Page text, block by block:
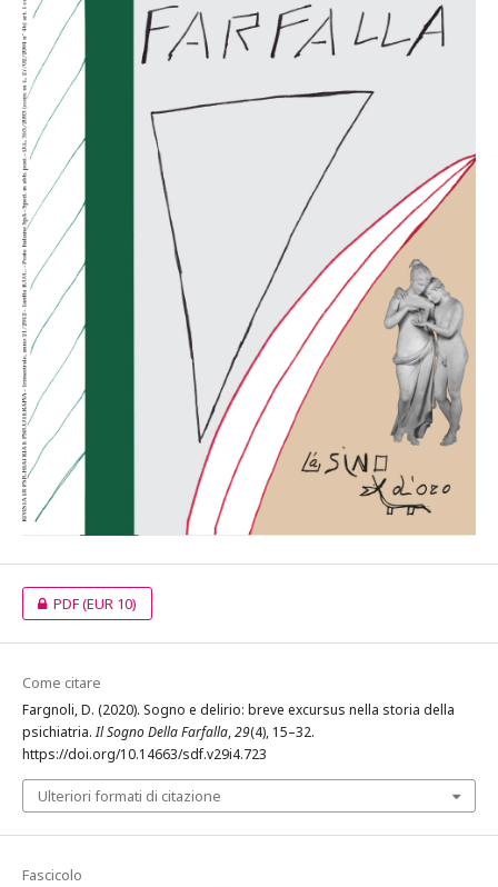
PDF(EUR 10)
Come citare
Fargnoli, D. (2020). Sogno e delirio: breve excursus nella storia della
psichiatria.Il Sogno Della Farfalla,29(4), 15–32.
https://doi.org/10.14663/sdf.v29i4.723
Ulteriori formati di citazione
Fascicolo